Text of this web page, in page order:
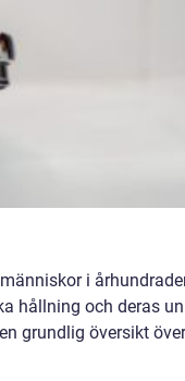
i
hållning och deras
grundlig översikt över